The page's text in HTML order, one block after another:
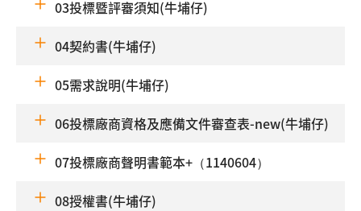
03投標暨評審須知(牛埔仔)
04契約書(牛埔仔)
05需求說明(牛埔仔)
06投標廠商資格及應備文件審查表-new(牛埔仔)
07投標廠商聲明書範本+（1140604）
08授權書(牛埔仔)